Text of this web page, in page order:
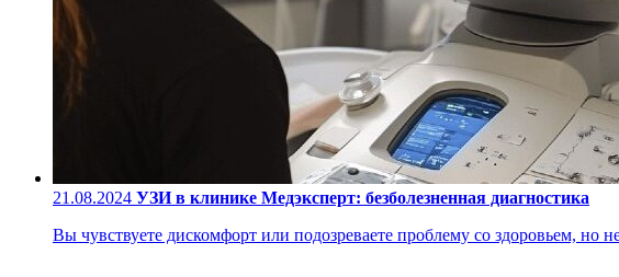
21.08.2024 УЗИ в клинике Медэксперт: безболезненная диагностика
Вы чувствуете дискомфорт или подозреваете проблему со здоровьем, но